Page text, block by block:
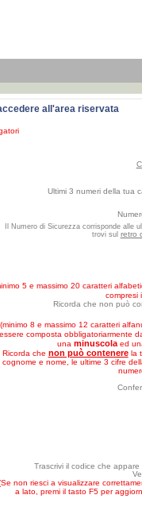
all'area riservata
Ultimi 3 numeri della tua
Il Numero di Sicurezza corrisponde alle
trovi sul retro
5 e massimo 20 caratteri
compresi
Ricorda che non può
(minimo 8 e massimo 12 caratteri
essere composta obbligatoriarmente
una minuscolaed
Ricorda che non può contenerela
cognome e nome, le ultime 3 cifre
Trascrivi il codice che appare
non riesci a visualizzare
a lato, premi il tasto F5 per